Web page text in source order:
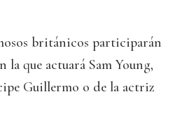
británicos participarán
la que actuará Sam Young,
Guillermo o de la actriz